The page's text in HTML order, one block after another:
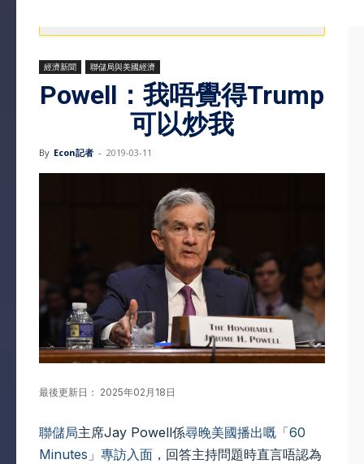
經濟新聞 聯儲局與美國經濟
Powell：我唔覺得Trump
可以炒我
By Econ記者 - 2019-03-11
最後更新日： 2025年02月18日
聯儲局主席Jay Powell係尋晚美國播出嘅「60
Minutes」專訪入面 ，回答主持問題時直言唔認為